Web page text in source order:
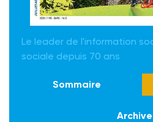
Le leader de l'information
sociale depuis 70 ans
Sommaire